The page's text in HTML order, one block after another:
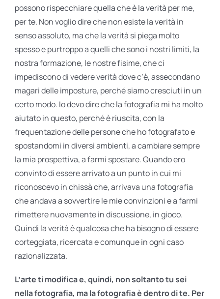
possono rispecchiare quella che è la verità per me,
per te. Non voglio dire che non esiste la verità in
senso assoluto, ma che la verità si piega molto
spesso e purtroppo a quelli che sono i nostri limiti, la
nostra formazione, le nostre fisime, che ci
impediscono di vedere verità dove c’è, assecondano
magari delle imposture, perché siamo cresciuti in un
certo modo. Io devo dire che la fotografia mi ha molto
aiutato in questo, perché è riuscita, con la
frequentazione delle persone che ho fotografato e
spostandomi in diversi ambienti, a cambiare sempre
la mia prospettiva, a farmi spostare. Quando ero
convinto di essere arrivato a un punto in cui mi
riconoscevo in chissà che, arrivava una fotografia
che andava a sovvertire le mie convinzioni e a farmi
rimettere nuovamente in discussione, in gioco.
Quindi la verità è qualcosa che ha bisogno di essere
corteggiata, ricercata e comunque in ogni caso
razionalizzata.
L’arte ti modifica e, quindi, non soltanto tu sei
nella fotografia, ma la fotografia è dentro di te. Per